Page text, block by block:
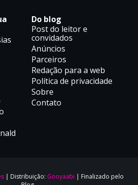
Do blog
Post do leitor e
convidados
Anúncios
Parceiros
Redação para a web
Política de privacidade
Sobre
Contato
| Distribuição: Gooyaabi | Finalizado pelo